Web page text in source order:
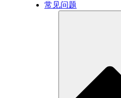
常见问题